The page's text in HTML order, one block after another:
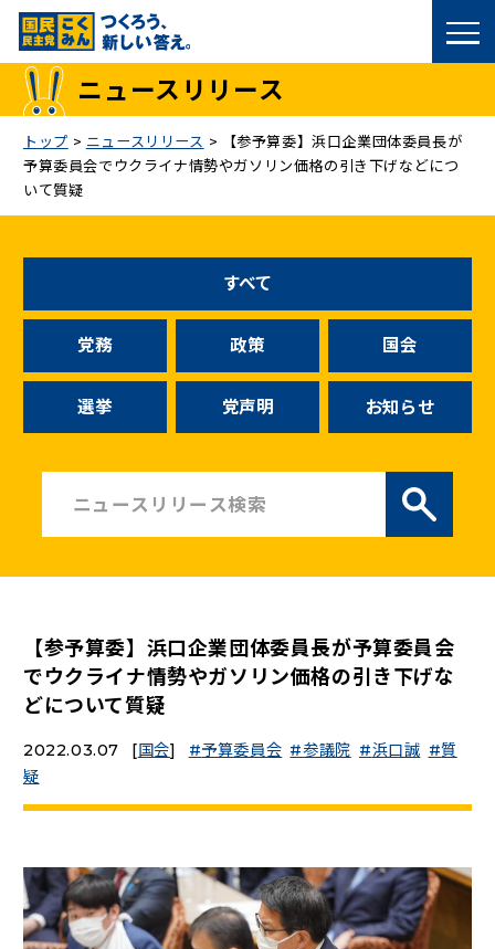
国民民主党トップ
議員
候補者公募
こくみん政治塾
党基本情報
参加・サポート
（新しいタブで開く）
こくみんオンラインスクール（新しいタブで開く）
二次創作ガイドライン（新しいタブで開く）
プライバシーポリシー
ニュースリリース
トップ > ニュースリリース >
【参予算委】浜口企業団体委員長が
予算委員会でウクライナ情勢やガソリン価格の引き下げなどにつ
いて質疑
すべて
党務 政策 国会
選挙 党声明 お知らせ
【参予算委】浜口企業団体委員長が予算委員会
でウクライナ情勢やガソリン価格の引き下げな
どについて質疑
2022.03.07 [国会] 予算委員会 参議院 浜口誠
質
疑